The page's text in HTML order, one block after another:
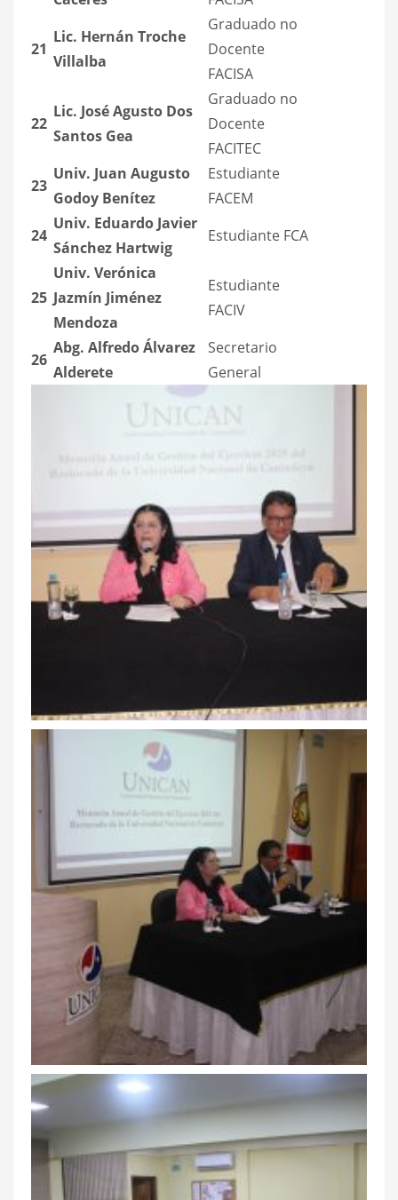
21
Lic. Hernán Troche
Villalba
Graduado no
Docente
FACISA
22
Lic. José Agusto Dos
Santos Gea
Graduado no
Docente
FACITEC
23
Univ. Juan Augusto
Godoy Benítez
Estudiante
FACEM
24
Univ. Eduardo Javier
Sánchez Hartwig
Estudiante FCA
25
Univ. Verónica
Jazmín Jiménez
Mendoza
Estudiante
FACIV
26
Abg. Alfredo Álvarez
Alderete
Secretario
General